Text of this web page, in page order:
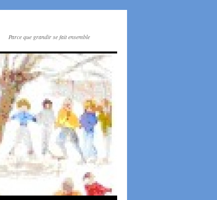
Parce que grandir se fait ensemble